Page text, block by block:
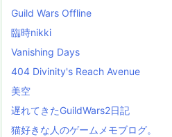
Guild Wars Offline
臨時nikki
Vanishing Days
404 Divinity's Reach Avenue
美空
遅れてきたGuildWars2日記
猫好きな人のゲームメモブログ。